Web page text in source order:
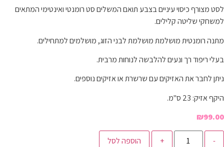
לסט מצורף כיסוי עיניים בצבע תואם המשלים סט רומנטי ואינטימי המתאים
למשחקי שליטה קלילים.
מתנה רומנטית מושלמת מושלמת לבני הזוג, מושלמים למתחילים.
בעלי ריפוד רך ונעים להלבשה לנוחות מרבית.
ניתן לחבר את האזיקים עם שרשרת או אזיקים נוספים.
היקף אזיק: 23 ס"מ.
₪99.00
-
+ הוספה לסל